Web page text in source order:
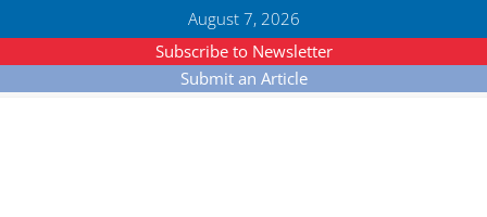
August 7, 2026
Subscribe to Newsletter
Submit an Article